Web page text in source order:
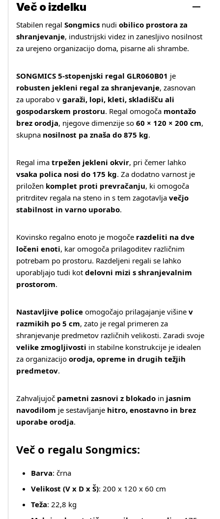
Več o izdelku
Stabilen regal Songmics nudi obilico prostora za
shranjevanje, industrijski videz in zanesljivo nosilnost
za urejeno organizacijo doma, pisarne ali shrambe.
SONGMICS 5‑stopenjski regal GLR060B01 je
robusten jekleni regal za shranjevanje, zasnovan
za uporabo v garaži, lopi, kleti, skladišču ali
gospodarskem prostoru. Regal omogoča montažo
brez orodja, njegove dimenzije so 60 × 120 × 200 cm,
skupna nosilnost pa znaša do 875 kg.
Regal ima trpežen jekleni okvir, pri čemer lahko
vsaka polica nosi do 175 kg. Za dodatno varnost je
priložen komplet proti prevračanju, ki omogoča
pritrditev regala na steno in s tem zagotavlja večjo
stabilnost in varno uporabo.
Kovinsko regalno enoto je mogoče razdeliti na dve
ločeni enoti, kar omogoča prilagoditev različnim
potrebam po prostoru. Razdeljeni regali se lahko
uporabljajo tudi kot delovni mizi s shranjevalnim
prostorom.
Nastavljive police omogočajo prilagajanje višine v
razmikih po 5 cm, zato je regal primeren za
shranjevanje predmetov različnih velikosti. Zaradi svoje
velike zmogljivosti in stabilne konstrukcije je idealen
za organizacijo orodja, opreme in drugih težjih
predmetov.
Zahvaljujoč pametni zasnovi z blokado in jasnim
navodilom je sestavljanje hitro, enostavno in brez
uporabe orodja.
Več o regalu Songmics:
Barva: črna
Velikost (V x D x Š): 200 x 120 x 60 cm
Teža: 22,8 kg